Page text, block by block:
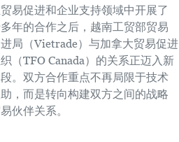
易促进和企业支持领域中开展了
年的合作之后，越南工贸部贸易
局（Vietrade）与加拿大贸易促进
（TFO Canada）的关系正迈入新
。双方合作重点不再局限于技术
，而是转向构建双方之间的战略
伙伴关系。